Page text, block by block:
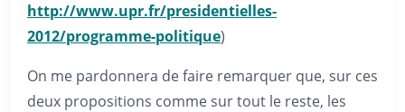
http://www.upr.fr/presidentielles-
2012/programme-politique)
On me pardonnera de faire remarquer que, sur ces
deux propositions comme sur tout le reste, les